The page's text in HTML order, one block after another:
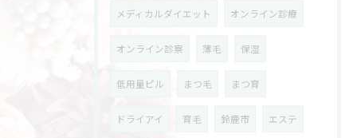
メディカルダイエット オンライン診療
オンライン診察 薄毛 保湿
低用量ピル まつ毛 まつ育
ドライアイ 育毛 鈴鹿市 エステ